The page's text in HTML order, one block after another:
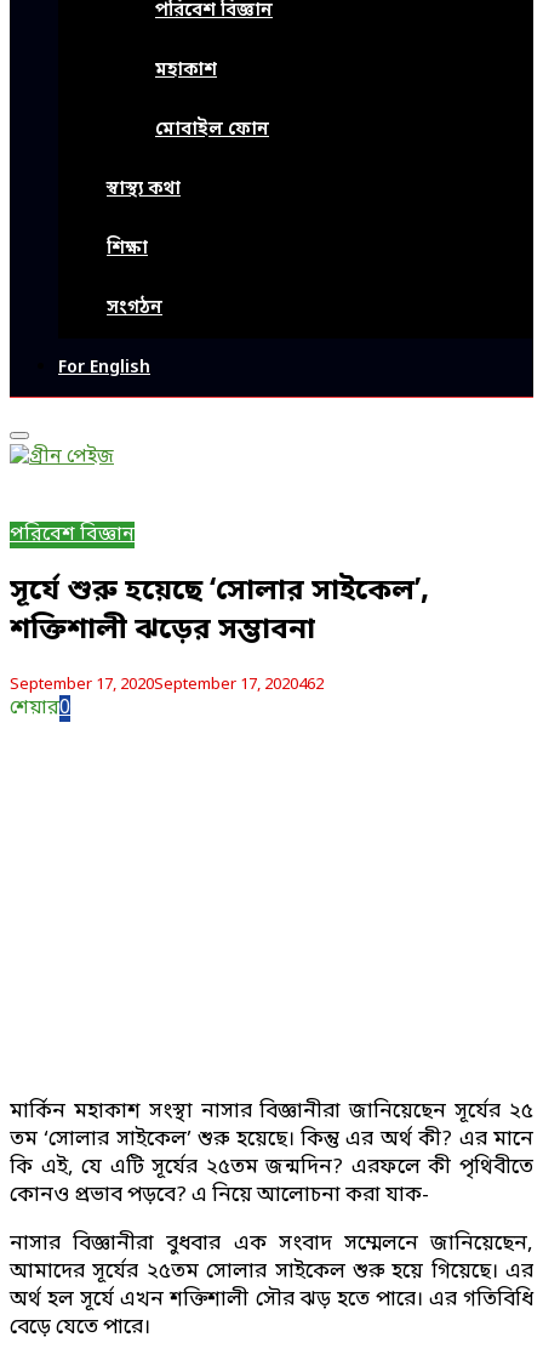
পরিবেশ বিজ্ঞান
মহাকাশ
মোবাইল ফোন
স্বাস্থ্য কথা
শিক্ষা
সংগঠন
For English
Primary
Menu
পরিবেশ বিজ্ঞান
সূর্যে শুরু হয়েছে ‘সোলার সাইকেল’,
শক্তিশালী ঝড়ের সম্ভাবনা
September 17, 2020September 17, 2020462
শেয়ার0
মার্কিন মহাকাশ সংস্থা নাসার বিজ্ঞানীরা জানিয়েছেন সূর্যের ২৫
তম ‘সোলার সাইকেল’ শুরু হয়েছে। কিন্তু এর অর্থ কী? এর মানে
কি এই, যে এটি সূর্যের ২৫তম জন্মদিন? এরফলে কী পৃথিবীতে
কোনও প্রভাব পড়বে? এ নিয়ে আলোচনা করা যাক-
নাসার বিজ্ঞানীরা বুধবার এক সংবাদ সম্মেলনে জানিয়েছেন,
আমাদের সূর্যের ২৫তম সোলার সাইকেল শুরু হয়ে গিয়েছে। এর
অর্থ হল সূর্যে এখন শক্তিশালী সৌর ঝড় হতে পারে। এর গতিবিধি
বেড়ে যেতে পারে।